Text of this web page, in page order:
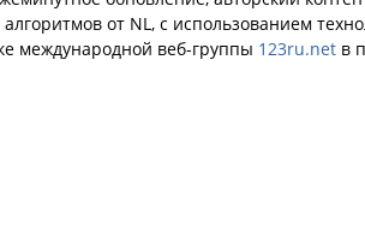
от NL, с использованием
международной веб-группы 123ru.net в